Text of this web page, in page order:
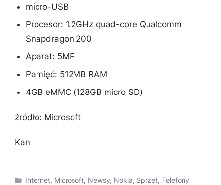
micro-USB
Procesor: 1.2GHz quad-core Qualcomm
Snapdragon 200
Aparat: 5MP
Pamięć: 512MB RAM
4GB eMMC (128GB micro SD)
źródło: Microsoft
Kan
Kategorie
Internet, Microsoft, Newsy, Nokia, Sprzęt,Telefony